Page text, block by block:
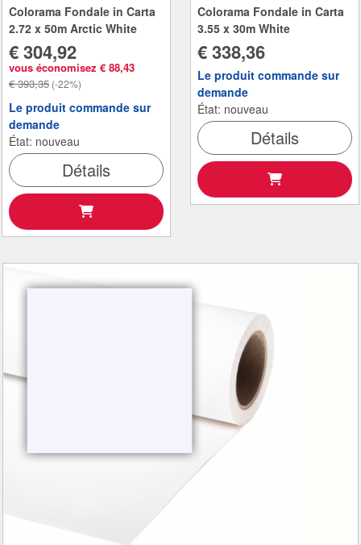
Colorama Fondale in Carta
2.72 x 50m Arctic White
€ 304,92
vous économisez € 88,43
€ 393,35 (-22%)
Le produit commande sur
demande
État: nouveau
Détails
Colorama Fondale in Carta
3.55 x 30m White
€ 338,36
Le produit commande sur
demande
État: nouveau
Détails